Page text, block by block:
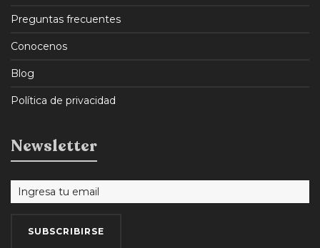
Preguntas frecuentes
Conocenos
Blog
Política de privacidad
Newsletter